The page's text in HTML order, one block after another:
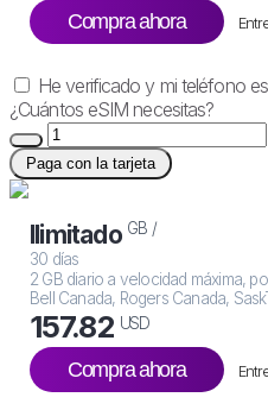
Compra ahora
He verificado y mi teléfono
¿Cuántos eSIM necesitas?
Paga con la tarjeta
Ilimitado GB /
30 días
2 GB diario a velocidad máxima,
Bell Canada, Rogers Canada,
157.82 USD
Compra ahora